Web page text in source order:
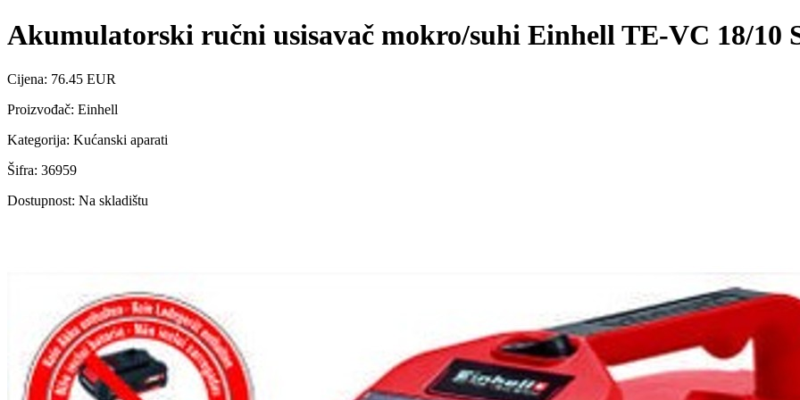
Akumulatorski ručni usisavač mokro/suhi Einhell TE-VC 18/10
Cijena: 76.45 EUR
Proizvođač: Einhell
Kategorija: Kućanski aparati
Šifra: 36959
Dostupnost: Na skladištu